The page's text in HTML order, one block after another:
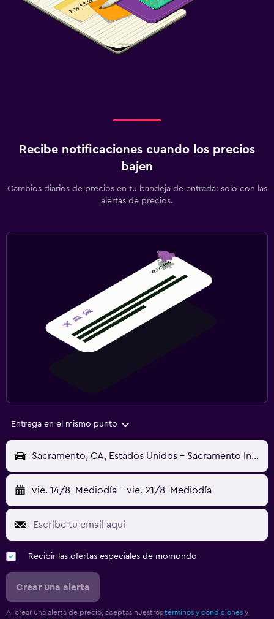
Recibe notificaciones cuando los precios
bajen
Cambios diarios de precios en tu bandeja de entrada: solo con las
alertas de precios.
Entrega en el mismo punto
Sacramento, CA, Estados Unidos - Sacramento Intl (SMF)
vie. 14/8 Mediodía - vie. 21/8 Mediodía
Recibir las ofertas especiales de momondo
Crear una alerta
Al crear una alerta de precio, aceptas nuestros términos y condiciones y